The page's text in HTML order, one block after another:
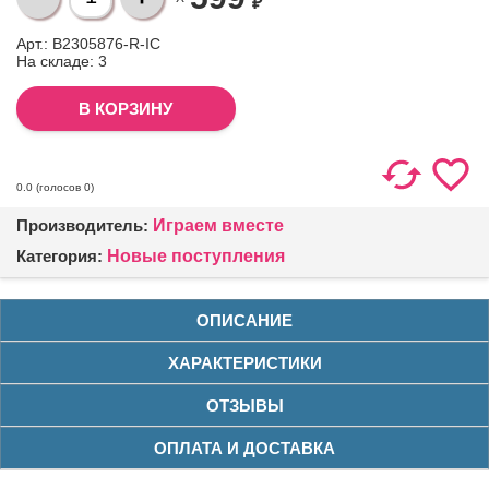
Арт.: B2305876-R-IC
На складе: 3
0.0 (голосов 0)
Производитель: Играем вместе
Категория: Новые поступления
ОПИСАНИЕ
ХАРАКТЕРИСТИКИ
ОТЗЫВЫ
ОПЛАТА И ДОСТАВКА